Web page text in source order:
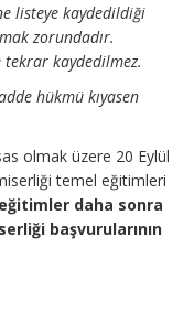
listeye kaydedildiği
zorundadır.
kaydedilmez.
hükmü kıyasen
olmak üzere 20 Eylül
temel eğitimleri
eğitimler daha sonra
başvurularının